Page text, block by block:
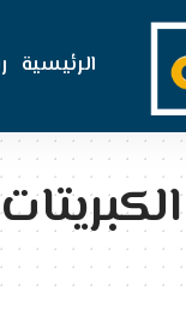
الرئيسية
الكبريتات